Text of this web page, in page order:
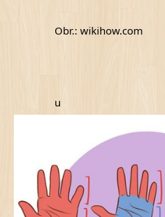
Obr.: wikihow.com
u